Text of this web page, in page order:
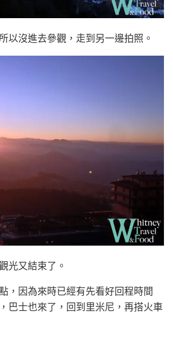
以沒進去參觀，走到另一邊拍照。
光又結束了。
，因為來時已經有先看好回程時間
巴士也來了，回到里米尼，再搭火車